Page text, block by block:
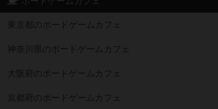
東京都のボードゲームカフェ
神奈川県のボードゲームカフェ
大阪府のボードゲームカフェ
京都府のボードゲームカフェ